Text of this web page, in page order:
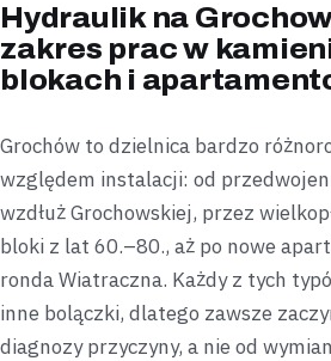
Hydraulik na
zakres prac w
blokach i
Grochów to dzielnica bardzo
względem instalacji: od
wzdłuż Grochowskiej, przez
bloki z lat 60.–80., aż po nowe
ronda Wiatraczna. Każdy z tych
inne bolączki, dlatego zawsze
diagnozy przyczyny, a nie od